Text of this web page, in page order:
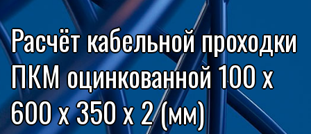
Расчёт кабельной проходки
ПКМ оцинкованной 100 x
600 x 350 x 2 (мм)